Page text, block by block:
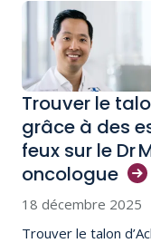
Trouver le
grâce à des
feux sur le Dr
oncologue
18 décembre 2025
Trouver le talon